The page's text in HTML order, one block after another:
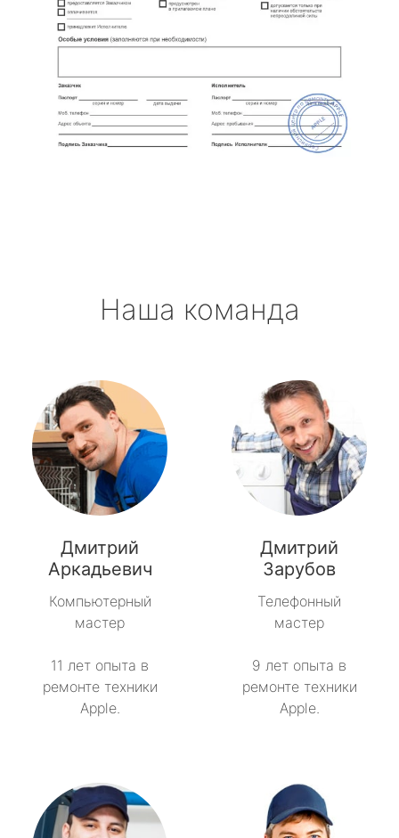
Наша команда
Дмитрий
Аркадьевич
Компьютерный
мастер
11 лет опыта в
ремонте техники
Apple.
Дмитрий
Зарубов
Телефонный
мастер
9 лет опыта в
ремонте техники
Apple.